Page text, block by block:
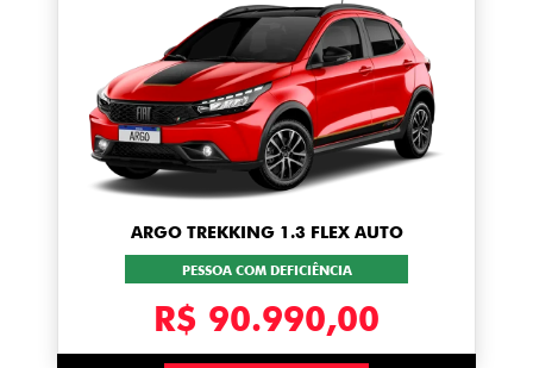
ARGO TREKKING 1.3 FLEX AUTO
PESSOA COM DEFICIÊNCIA
R$ 90.990,00